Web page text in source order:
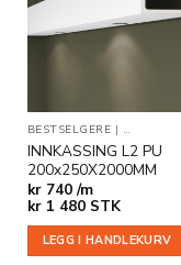
BESTSELGERE |
INNKASSING L2 PU
200x250X2000MM
kr740 /m
kr1 480 STK
LEGG I HANDLEKURV